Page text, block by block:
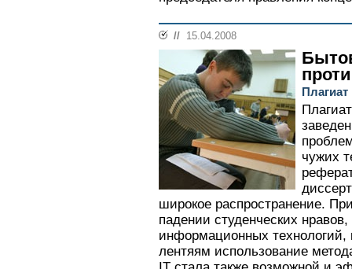
// 15.04.2008
чужих
широкое распространение.
падении студенческих
информационных технологий,
лентяям использование